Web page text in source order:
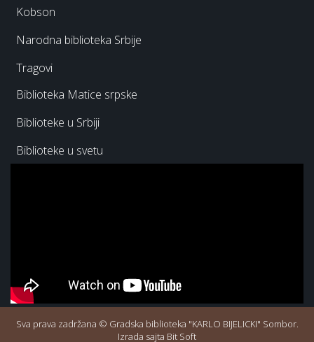
Kobson
Narodna biblioteka Srbije
Tragovi
Biblioteka Matice srpske
Biblioteke u Srbiji
Biblioteke u svetu
Sva prava zadržana © Gradska biblioteka "KARLO BIJELICKI" Sombor.
Izrada sajta Bit Soft